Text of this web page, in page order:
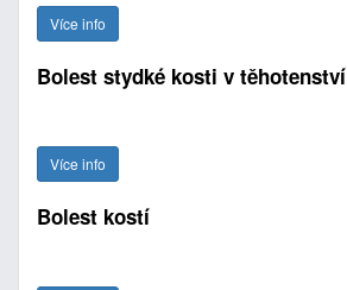
Více info
Bolest stydké kosti v těhotenství
Více info
Bolest kostí